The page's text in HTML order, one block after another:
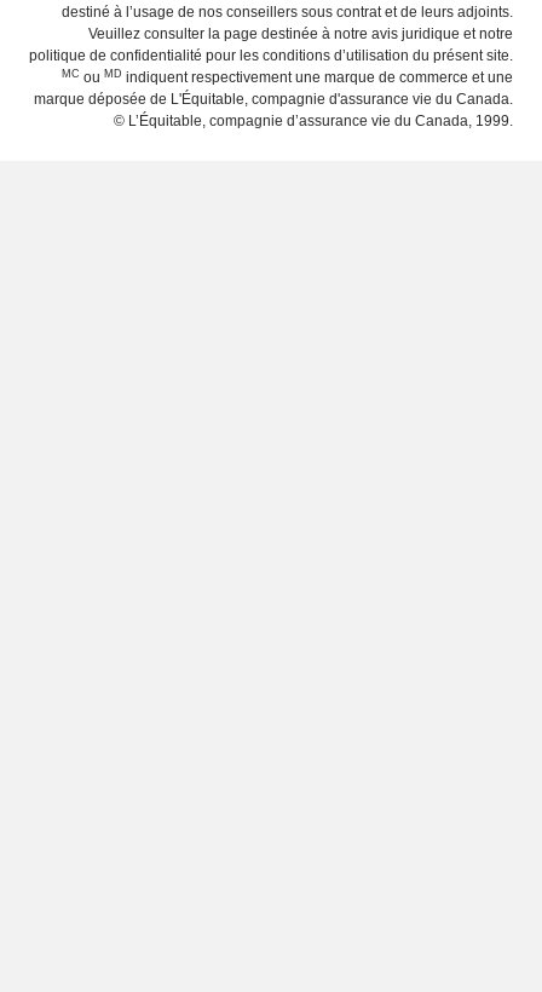
destiné à l’usage de nos conseillers sous contrat et de leurs adjoints.
Veuillez consulter la page destinée à notre avis juridique et notre
politique de confidentialité pour les conditions d’utilisation du présent site.
MC ou MD indiquent respectivement une marque de commerce et une
marque déposée de L'Équitable, compagnie d'assurance vie du Canada.
© L’Équitable, compagnie d’assurance vie du Canada, 1999.